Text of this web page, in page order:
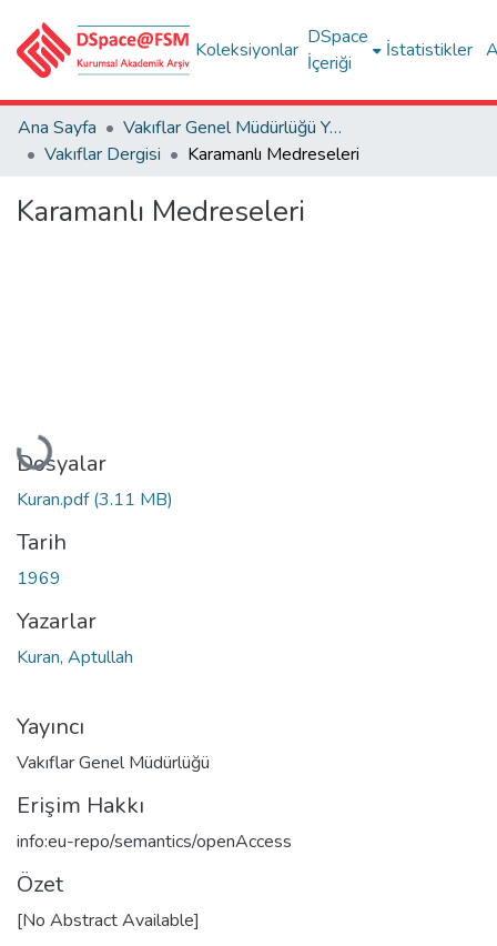
Koleksiyonlar
DSpace
İçeriği
İstatistikler
Ana Sayfa
Vakıflar Genel Müdürlüğü Yayınları
Vakıflar Dergisi
Karamanlı Medreseleri
Karamanlı Medreseleri
Yükleniyor...
Dosyalar
Kuran.pdf(3.11 MB)
Tarih
1969
Yazarlar
Kuran, Aptullah
Yayıncı
Vakıflar Genel Müdürlüğü
Erişim Hakkı
info:eu-repo/semantics/openAccess
Özet
[No Abstract Available]